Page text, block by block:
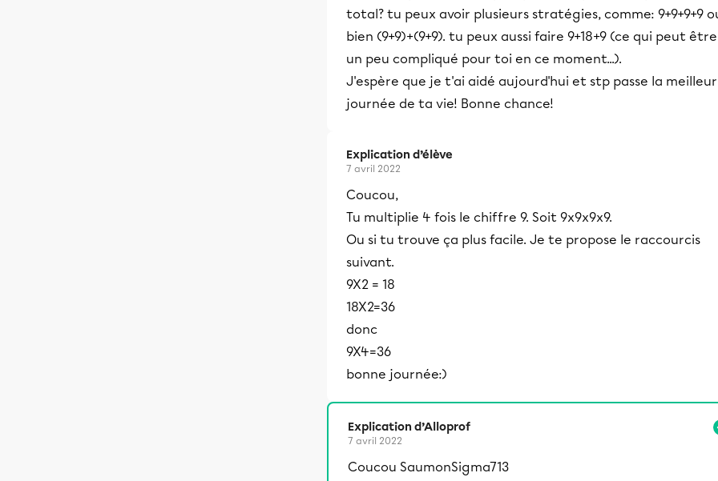
total? tu peux avoir plusieurs stratégies, comme: 9+9+9+9
bien (9+9)+(9+9). tu peux aussi faire 9+18+9 (ce qui peut être
un peu compliqué pour toi en ce moment...).
J'espère que je t'ai aidé aujourd'hui et stp passe la meilleur
journée de ta vie! Bonne chance!
Explication d’élève
7 avril 2022
Coucou,
Tu multiplie 4 fois le chiffre 9. Soit 9x9x9x9.
Ou si tu trouve ça plus facile. Je te propose le raccourcis
suivant.
9X2 = 18
18X2=36
donc
9X4=36
bonne journée:)
Explication d’Alloprof
7 avril 2022
Coucou SaumonSigma713